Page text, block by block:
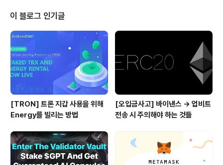
몇 가지 정보를 입력한 후 전체 보고서 pdf파일을 다운로
드 받으실 수 있습니다. 다운로드가 조금 귀찮으신 분들을
위해서 해당 보고서 내용에 대해서 간략히 요약된 내용을
전달드립니다. #1. 보고서 발간 목..
이 블로그 인기글
[TRON] 트론 지갑 사용을 위해
Energy를 빌리는 방법
[오입금사고] 바이낸스 → 업비트
전송 시 주의해야 하는 것들